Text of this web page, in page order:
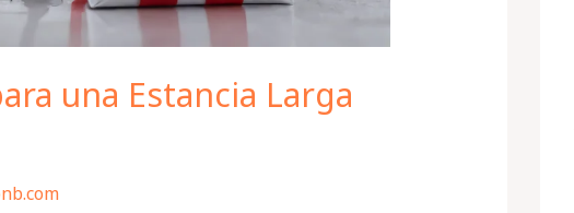
una Estancia Larga